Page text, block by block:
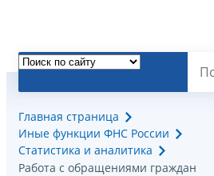
Главная страница
Иные функции ФНС России
Статистика и аналитика
Работа с обращениями граждан